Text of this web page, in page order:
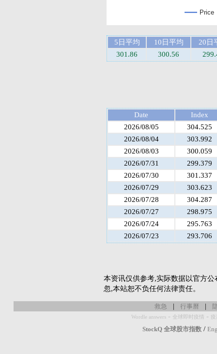
Price
5日平均 10日平均
20日
301.86
300.56
Date
Index
2026/08/05
304.525
2026/08/04
303.992
2026/08/03
300.059
2026/07/31
299.379
2026/07/30
301.337
2026/07/29
303.623
2026/07/28
304.287
2026/07/27
298.975
2026/07/24
295.763
2026/07/23
293.706
本资讯仅供参考,实际数据以官方
忽,本站恕不负任何法律责任。
救急 | 行事曆 |
Wordle answers - 全球即时疫情 -
StockQ 全球股市指数 /